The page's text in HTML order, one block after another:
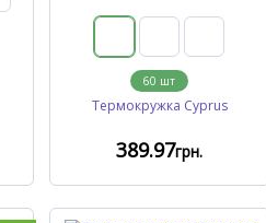
60 шт
Термокружка Cyprus
389.97грн.